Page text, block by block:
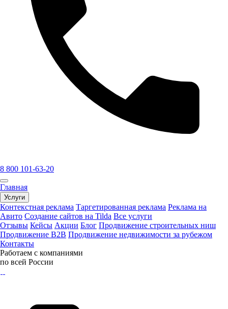
8 800 101-63-20
Главная
Услуги
Контекстная реклама Таргетированная реклама Реклама на
Авито Создание сайтов на Tilda Все услуги
Отзывы Кейсы Акции Блог Продвижение строительных ниш
Продвижение B2B Продвижение недвижимости за рубежом
Контакты
Работаем с компаниями
по всей России